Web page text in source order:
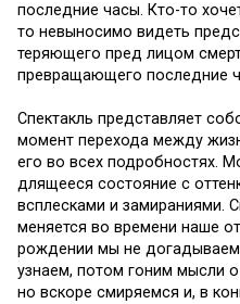
последние часы. Кто-то
то невыносимо видеть
теряющего пред лицом
превращающего последние
Спектакль представляет
момент перехода между
его во всех подробностях.
длящееся состояние с
всплесками и замираниями.
меняется во времени наше
рождении мы не
узнаем, потом гоним мысли
но вскоре смиряемся и, в